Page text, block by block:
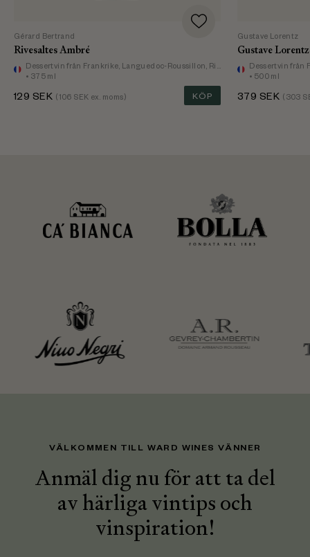
Gérard Bertrand
Rivesaltes Ambré
Dessertvin från Frankrike, Languedoc-Roussillon, Rivesaltes
• 375 ml
129 SEK ( 106 SEK ex. moms) KÖP
Gustave Lorentz
Dessertvin från
• 500 ml
379 SEK ( 303
VÄLKOMMEN TILL WARD WINES VÄNNER
Anmäl dig nu för att ta del
av härliga vintips och
vinspiration!